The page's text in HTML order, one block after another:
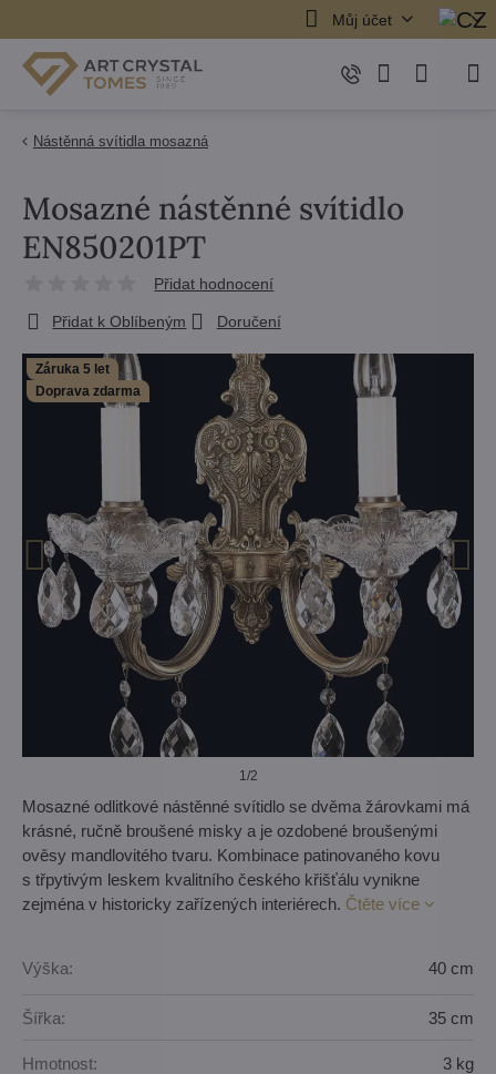
Můj účet
Nástěnná svítidla mosazná
Záruka 5 let
Doprava zdarma
1/2
Mosazné nástěnné svítidlo
EN850201PT
Přidat hodnocení
Přidat k Oblíbeným Doručení
Mosazné odlitkové nástěnné svítidlo se dvěma žárovkami má
krásné, ručně broušené misky a je ozdobené broušenými
ověsy mandlovitého tvaru. Kombinace patinovaného kovu
s třpytivým leskem kvalitního českého křišťálu vynikne
zejména v historicky zařízených interiérech. Čtěte více
Výška: 40 cm
Šířka: 35 cm
Hmotnost: 3 kg